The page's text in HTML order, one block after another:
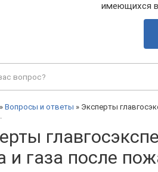
имеющихся
» Вопросы и ответы » Эксперты
и газа после